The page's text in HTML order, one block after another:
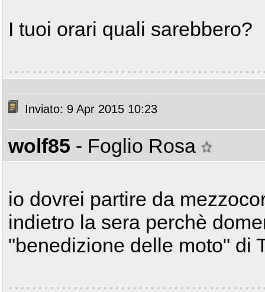
I tuoi orari quali sarebbero?
Inviato: 9 Apr 2015 10:23
wolf85 - Foglio Rosa
io dovrei partire da
indietro la sera perchè
"benedizione delle moto" di